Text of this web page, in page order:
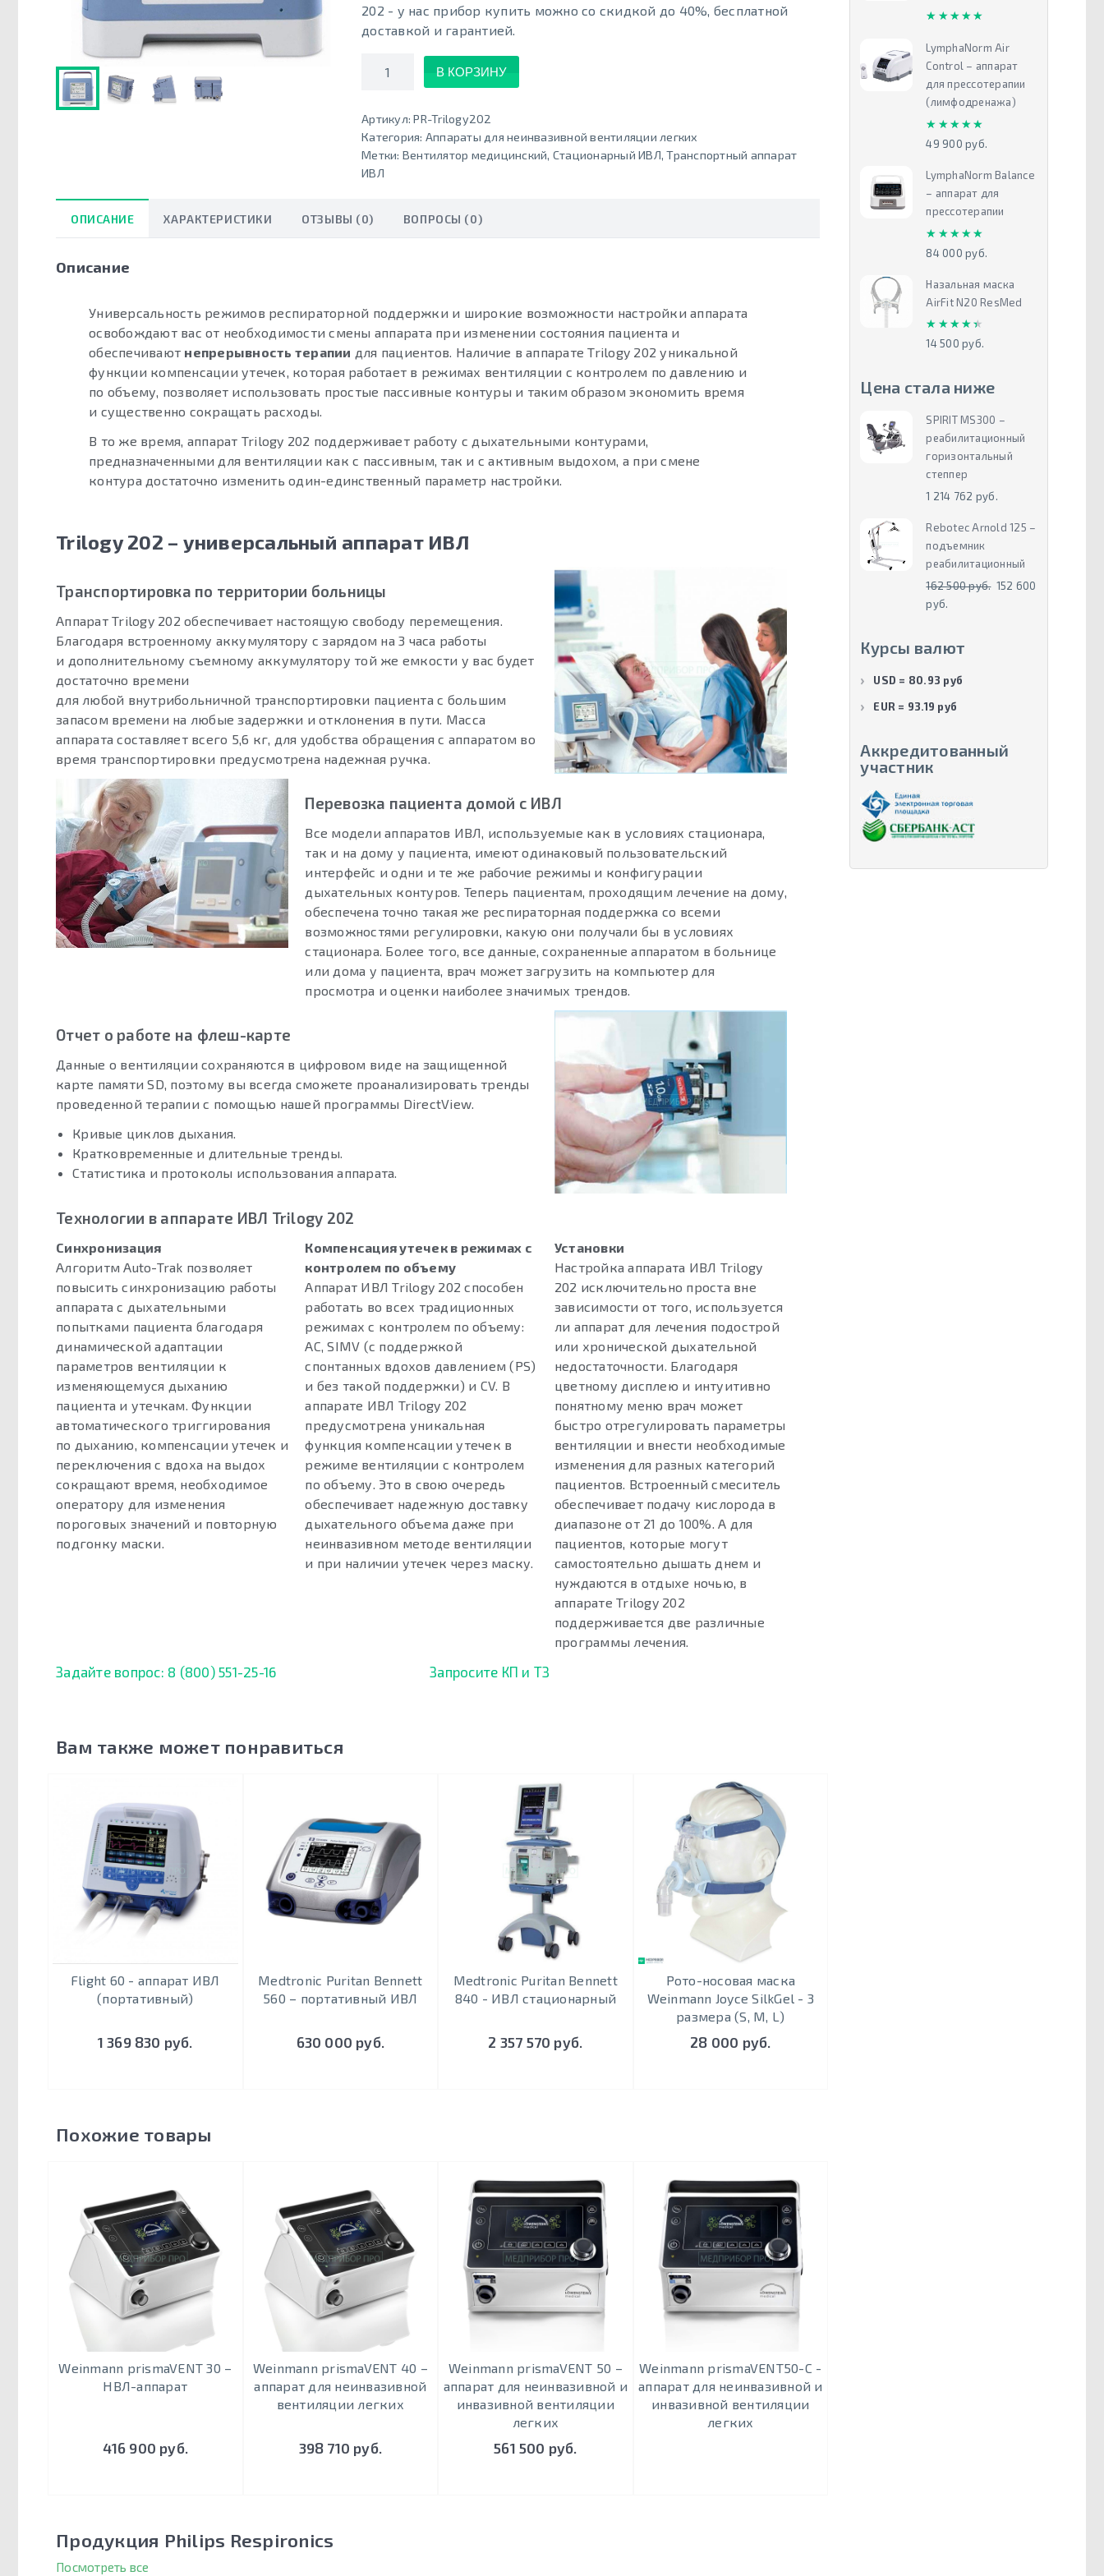
202 - у нас прибор купить можно со скидкой до 40%, бесплатной
доставкой и гарантией.
Количество
В КОРЗИНУ
Артикул:PR-Trilogy202
Категория: Аппараты для неинвазивной вентиляции легких
Метки: Вентилятор медицинский, Стационарный ИВЛ,Транспортный аппарат
ИВЛ
ОПИСАНИЕ ХАРАКТЕРИСТИКИ ОТЗЫВЫ (0) ВОПРОСЫ (0)
Описание
Универсальность режимов респираторной поддержки и широкие возможности настройки аппарата
освобождают вас от необходимости смены аппарата при изменении состояния пациента и
обеспечивают непрерывность терапии для пациентов. Наличие в аппарате Trilogy 202 уникальной
функции компенсации утечек, которая работает в режимах вентиляции с контролем по давлению и
по объему, позволяет использовать простые пассивные контуры и таким образом экономить время
и существенно сокращать расходы.
В то же время, аппарат Trilogy 202 поддерживает работу с дыхательными контурами,
предназначенными для вентиляции как с пассивным, так и с активным выдохом, а при смене
контура достаточно изменить один-единственный параметр настройки.
Trilogy 202 – универсальный аппарат ИВЛ
Транспортировка по территории больницы
Аппарат Trilogy 202 обеспечивает настоящую свободу перемещения.
Благодаря встроенному аккумулятору с зарядом на 3 часа работы
и дополнительному съемному аккумулятору той же емкости у вас будет
достаточно времени
для любой внутрибольничной транспортировки пациента с большим
запасом времени на любые задержки и отклонения в пути. Масса
аппарата составляет всего 5,6 кг, для удобства обращения с аппаратом во
время транспортировки предусмотрена надежная ручка.
Перевозка пациента домой с ИВЛ
Все модели аппаратов ИВЛ, используемые как в условиях стационара,
так и на дому у пациента, имеют одинаковый пользовательский
интерфейс и одни и те же рабочие режимы и конфигурации
дыхательных контуров. Теперь пациентам, проходящим лечение на дому,
обеспечена точно такая же респираторная поддержка со всеми
возможностями регулировки, какую они получали бы в условиях
стационара. Более того, все данные, сохраненные аппаратом в больнице
или дома у пациента, врач может загрузить на компьютер для
просмотра и оценки наиболее значимых трендов.
Отчет о работе на флеш-карте
Данные о вентиляции сохраняются в цифровом виде на защищенной
карте памяти SD, поэтому вы всегда сможете проанализировать тренды
проведенной терапии с помощью нашей программы DirectView.
Кривые циклов дыхания.
Кратковременные и длительные тренды.
Статистика и протоколы использования аппарата.
Технологии в аппарате ИВЛ Trilogy 202
Синхронизация
Алгоритм Auto-Trak позволяет
повысить синхронизацию работы
аппарата с дыхательными
попытками пациента благодаря
динамической адаптации
параметров вентиляции к
изменяющемуся дыханию
пациента и утечкам. Функции
автоматического триггирования
по дыханию, компенсации утечек и
переключения с вдоха на выдох
сокращают время, необходимое
оператору для изменения
пороговых значений и повторную
подгонку маски.
Компенсация утечек в режимах с
контролем по объему
Аппарат ИВЛ Trilogy 202 способен
работать во всех традиционных
режимах с контролем по объему:
AC, SIMV (с поддержкой
спонтанных вдохов давлением (PS)
и без такой поддержки) и CV. В
аппарате ИВЛ Trilogy 202
предусмотрена уникальная
функция компенсации утечек в
режиме вентиляции с контролем
по объему. Это в свою очередь
обеспечивает надежную доставку
дыхательного объема даже при
неинвазивном методе вентиляции
и при наличии утечек через маску.
Установки
Настройка аппарата ИВЛ Trilogy
202 исключительно проста вне
зависимости от того, используется
ли аппарат для лечения подострой
или хронической дыхательной
недостаточности. Благодаря
цветному дисплею и интуитивно
понятному меню врач может
быстро отрегулировать параметры
вентиляции и внести необходимые
изменения для разных категорий
пациентов. Встроенный смеситель
обеспечивает подачу кислорода в
диапазоне от 21 до 100%. А для
пациентов, которые могут
самостоятельно дышать днем и
нуждаются в отдыхе ночью, в
аппарате Trilogy 202
поддерживается две различные
программы лечения.
Задайте вопрос: 8 (800) 551-25-16 Запросите КП и ТЗ
Вам также может понравиться
Flight 60 - аппарат ИВЛ
(портативный)
1 369 830 руб.
Medtronic Puritan Bennett
560 – портативный ИВЛ
630 000 руб.
Medtronic Puritan Bennett
840 - ИВЛ стационарный
2 357 570 руб.
Рото-носовая маска
Weinmann Joyce SilkGel - 3
размера (S, M, L)
28 000 руб.
Похожие товары
Weinmann prismaVENT 30 –
НВЛ-аппарат
416 900 руб.
Weinmann prismaVENT 40 –
аппарат для неинвазивной
вентиляции легких
398 710 руб.
Weinmann prismaVENT 50 –
аппарат для неинвазивной и
инвазивной вентиляции
легких
561 500 руб.
Weinmann prismaVENT50-C -
аппарат для неинвазивной и
инвазивной вентиляции
легких
Продукция Philips Respironics
Посмотреть все
★★★★★
★★★★★
LymphaNorm Air
Control – аппарат
для прессотерапии
(лимфодренажа)
★★★★★
★★★★★
49 900 руб.
LymphaNorm Balance
– аппарат для
прессотерапии
★★★★★
★★★★★
84 000 руб.
Назальная маска
AirFit N20 ResMed
★★★★★
★★★★★
14 500 руб.
Цена стала ниже
SPIRIT MS300 –
реабилитационный
горизонтальный
степпер
1 214 762 руб.
Rebotec Arnold 125 –
подъемник
реабилитационный
162 500 руб. 152 600
руб.
Курсы валют
USD = 80.93 руб
EUR = 93.19 руб
Аккредитованный
участник